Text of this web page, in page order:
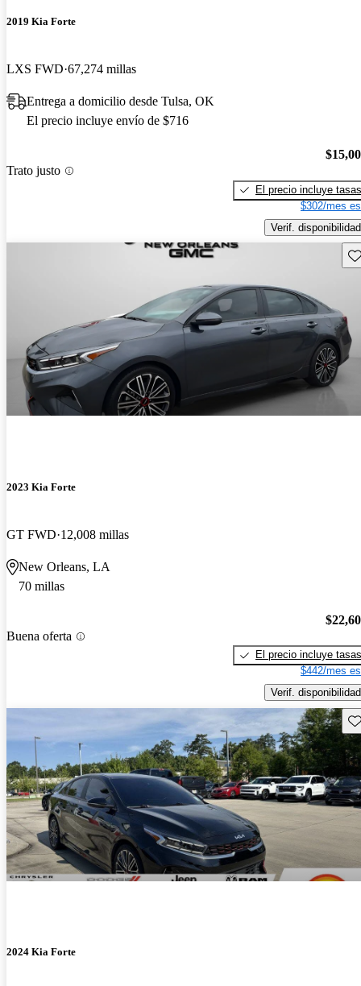
2019 Kia Forte
LXS FWD 67,274 millas
Entrega a domicilio desde Tulsa, OK
El precio incluye envío de $716
Trato justo
El precio incluye tasas
$302/mes
Verif. disponibilidad
2023 Kia Forte
GT FWD 12,008 millas
New Orleans, LA
70 millas
Buena oferta
El precio incluye tasas
$442/mes
Verif. disponibilidad
2024 Kia Forte